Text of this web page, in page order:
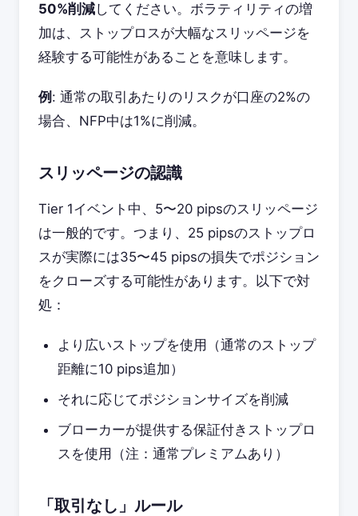
50%削減してください。ボラティリティの増
加は、ストップロスが大幅なスリッページを
経験する可能性があることを意味します。
例 : 通常の取引あたりのリスクが口座の2%の
場合、NFP中は1%に削減。
スリッページの認識
Tier 1イベント中、5〜20 pipsのスリッページ
は一般的です。つまり、25 pipsのストップロ
スが実際には35〜45 pipsの損失でポジション
をクローズする可能性があります。以下で対
処：
より広いストップを使用（通常のストップ
距離に10 pips追加）
それに応じてポジションサイズを削減
ブローカーが提供する保証付きストップロ
スを使用（注：通常プレミアムあり）
「取引なし」ルール